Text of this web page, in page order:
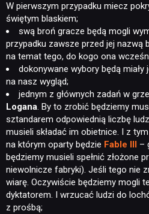
W pierwszym przypadku miecz
świętym blaskiem;
swą broń gracze będą mogli
przypadku zawsze przed jej nazwą
na temat tego, do kogo ona
dokonywane wybory będą miały
na nasz wygląd;
jednym z głównych zadań w
Logana. By to zrobić będziemy
sztandarem odpowiednią liczbę
musieli składać im obietnice. I z
na którym oparty będzie Fable III –
będziemy musieli spełnić złożone
niewolnicze fabryki). Jeśli tego nie
wiarę. Oczywiście będziemy mogli
dyktatorem. I wrzucać ludzi do
z prośbą;